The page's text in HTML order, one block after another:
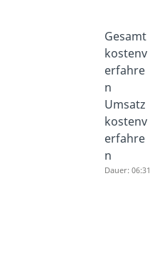
Gesamt
kostenv
erfahre
n
Umsatz
kostenv
erfahre
n
Dauer: 06:31